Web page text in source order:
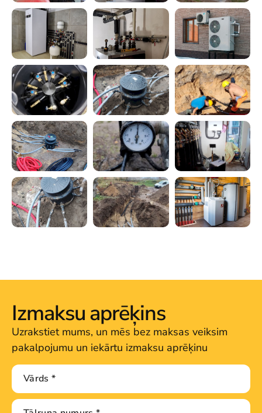
Izmaksu aprēķins
Uzrakstiet mums, un mēs bez maksas veiksim
pakalpojumu un iekārtu izmaksu aprēķinu